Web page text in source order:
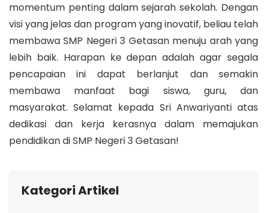
momentum penting dalam sejarah sekolah. Dengan
visi yang jelas dan program yang inovatif, beliau telah
membawa SMP Negeri 3 Getasan menuju arah yang
lebih baik. Harapan ke depan adalah agar segala
pencapaian ini dapat berlanjut dan semakin
membawa manfaat bagi siswa, guru, dan
masyarakat. Selamat kepada Sri Anwariyanti atas
dedikasi dan kerja kerasnya dalam memajukan
pendidikan di SMP Negeri 3 Getasan!
Kategori Artikel